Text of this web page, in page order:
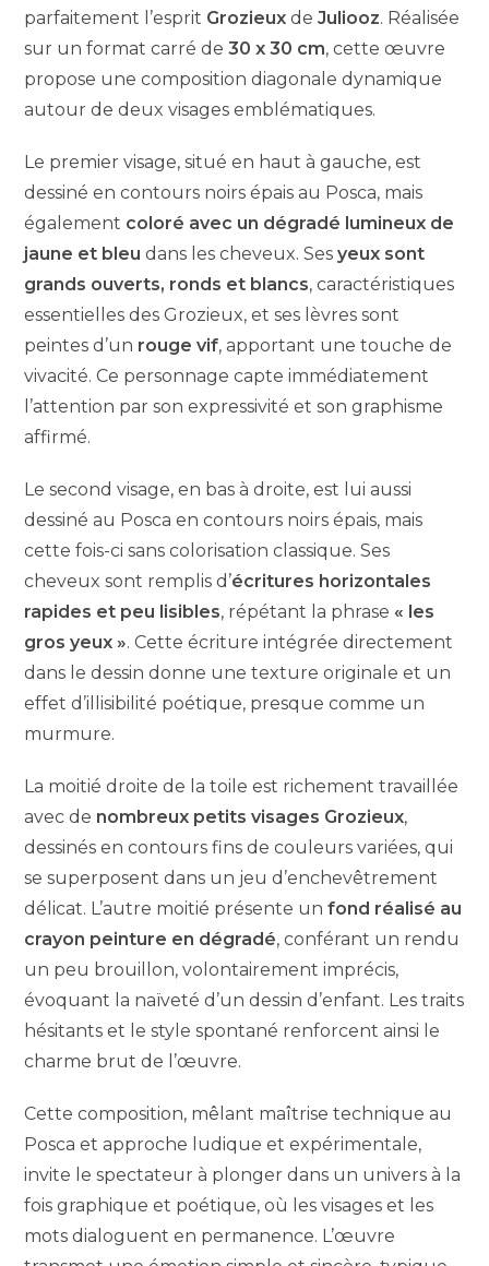
parfaitement l’esprit Grozieux deJuliooz. Réalisée
sur un format carré de30 x 30 cm, cette œuvre
propose une composition diagonale dynamique
autour de deux visages emblématiques.
Le premier visage, situé en haut à gauche, est
dessiné en contours noirs épais au Posca, mais
également coloré avec un dégradé lumineux de
jaune et bleu dans les cheveux. Sesyeux sont
grands ouverts, ronds et blancs, caractéristiques
essentielles des Grozieux, et ses lèvres sont
peintes d’un rouge vif, apportant une touche de
vivacité. Ce personnage capte immédiatement
l’attention par son expressivité et son graphisme
affirmé.
Le second visage, en bas à droite, est lui aussi
dessiné au Posca en contours noirs épais, mais
cette fois-ci sans colorisation classique. Ses
cheveux sont remplis d’écritures horizontales
rapides et peu lisibles, répétant la phrase « les
gros yeux ». Cette écriture intégrée directement
dans le dessin donne une texture originale et un
effet d’illisibilité poétique, presque comme un
murmure.
La moitié droite de la toile est richement travaillée
avec de nombreux petits visages Grozieux,
dessinés en contours fins de couleurs variées, qui
se superposent dans un jeu d’enchevêtrement
délicat. L’autre moitié présente unfond réalisé au
crayon peinture en dégradé, conférant un rendu
un peu brouillon, volontairement imprécis,
évoquant la naïveté d’un dessin d’enfant. Les traits
hésitants et le style spontané renforcent ainsi le
charme brut de l’œuvre.
Cette composition, mêlant maîtrise technique au
Posca et approche ludique et expérimentale,
invite le spectateur à plonger dans un univers à la
fois graphique et poétique, où les visages et les
mots dialoguent en permanence. L’œuvre